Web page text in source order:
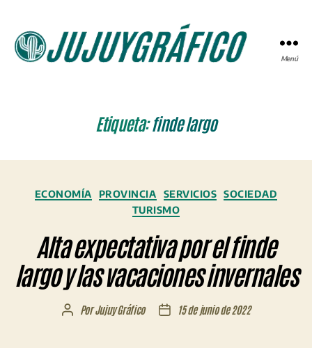
Menú
Etiqueta: finde largo
Categorías
ECONOMÍA PROVINCIA SERVICIOS SOCIEDAD
TURISMO
Alta expectativa por el finde
largo y las vacaciones invernales
AutorPorJujuy Gráfico
Fecha15 de junio de 2022